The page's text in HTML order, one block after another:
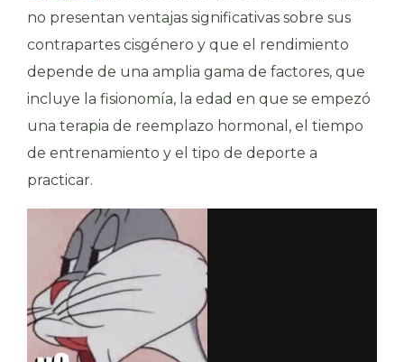
no presentan ventajas significativas sobre sus
contrapartes cisgénero y que el rendimiento
depende de una amplia gama de factores, que
incluye la fisionomía, la edad en que se empezó
una terapia de reemplazo hormonal, el tiempo
de entrenamiento y el tipo de deporte a
practicar.